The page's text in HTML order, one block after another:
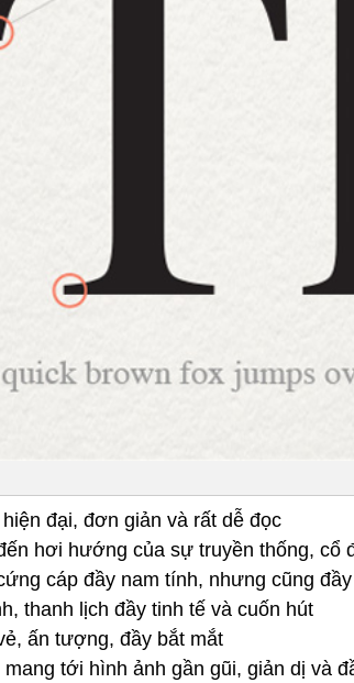
đại, đơn giản và rất dễ đọc
hơi hướng của sự truyền thống, cổ
cáp đầy nam tính, nhưng cũng
thanh lịch đầy tinh tế và cuốn hút
ấn tượng, đầy bắt mắt
mang tới hình ảnh gần gũi, giản dị và